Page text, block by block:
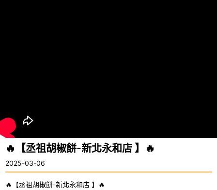
🔥【丞祖胡椒餅-新北永和店 】🔥
2025-03-06
🔥【丞祖胡椒餅-新北永和店 】🔥